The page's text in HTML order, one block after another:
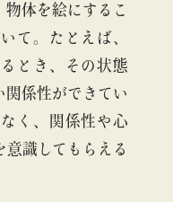
体を絵にするこ
て。たとえば、
とき、その状態
関係性ができてい
く、関係性や心
識してもらえる